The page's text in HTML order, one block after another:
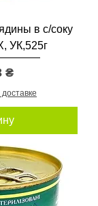
в с/соку
УК,525г
₴